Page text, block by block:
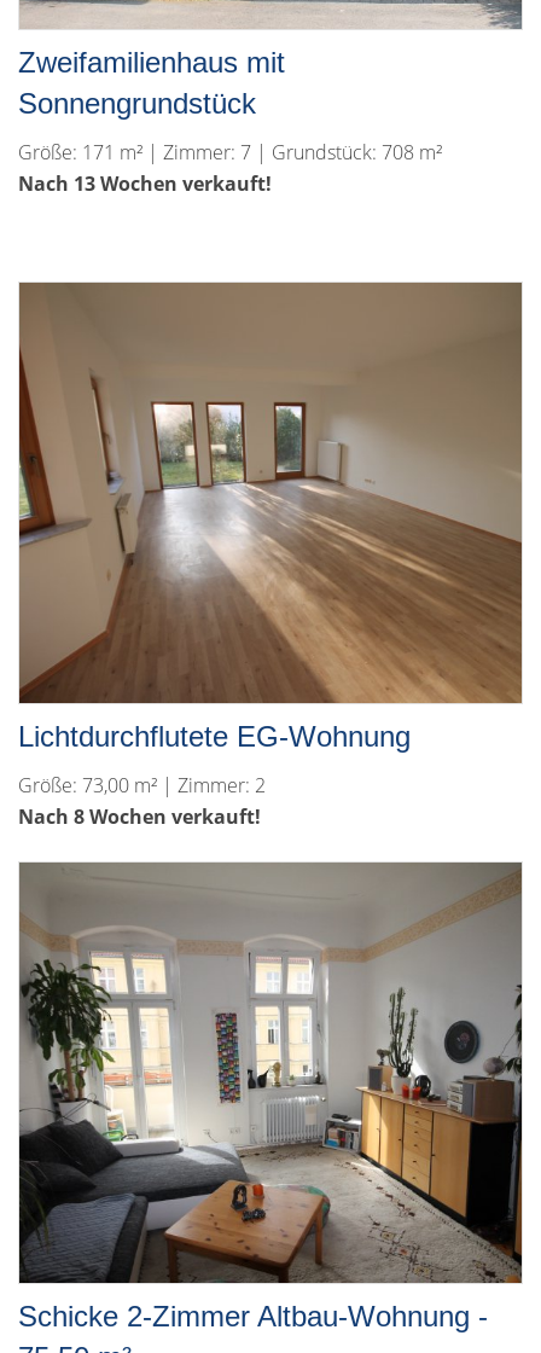
Zweifamilienhaus mit
Sonnengrundstück
Größe: 171 m² | Zimmer: 7 | Grundstück: 708 m²
Nach 13 Wochen verkauft!
Lichtdurchflutete EG-Wohnung
Größe: 73,00 m² | Zimmer: 2
Nach 8 Wochen verkauft!
Schicke 2-Zimmer Altbau-Wohnung -